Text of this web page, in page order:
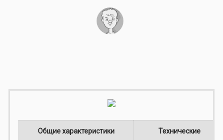
Общие характеристики
Технические